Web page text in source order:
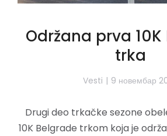
Održana prva
trka
Vesti 9 новембар
Drugi deo trkačke sezone
10K Belgrade trkom koja je